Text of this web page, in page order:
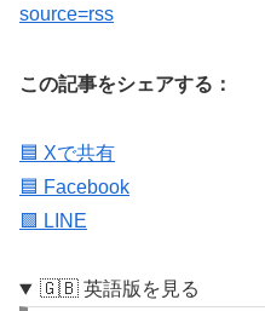
source=rss
この記事をシェアする：
🟦 Xで共有
🟦 Facebook
🟩 LINE
🇬🇧 英語版を見る